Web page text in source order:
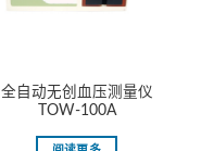
全自动无创血压测量仪
TOW-100A